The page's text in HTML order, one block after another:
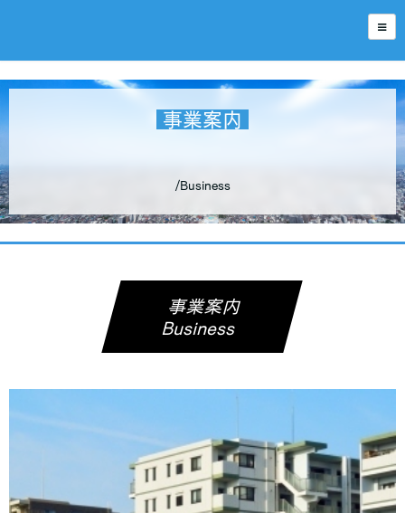
事業案内
/Business
事業案内
Business